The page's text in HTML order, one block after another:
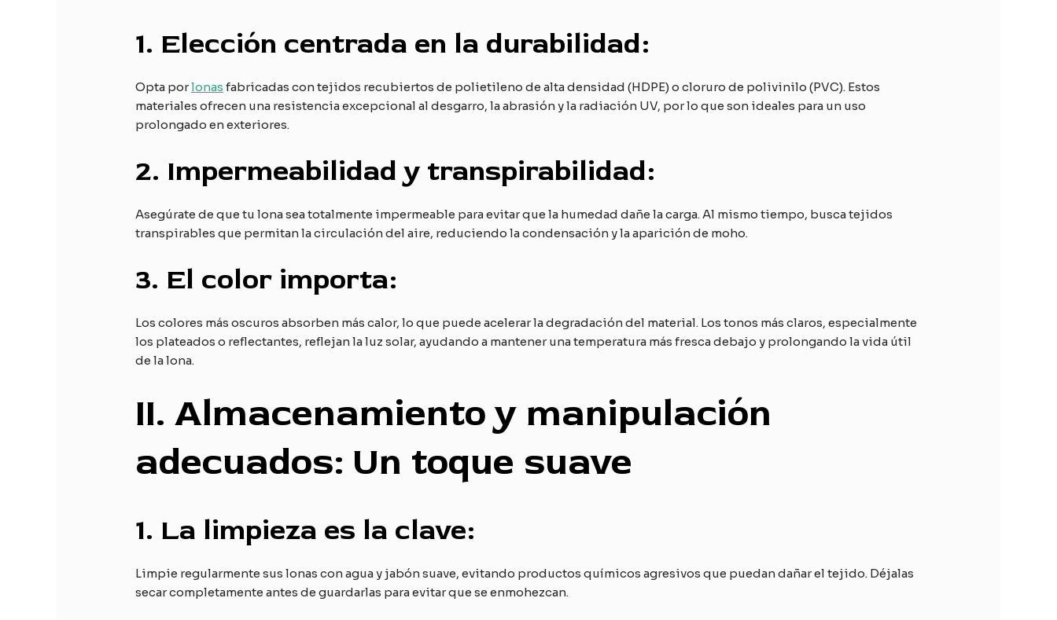
1. Elección centrada en la durabilidad:
Opta porlonas fabricadas con tejidos recubiertos de polietileno de alta densidad (HDPE) o cloruro de polivinilo (PVC). Estos
materiales ofrecen una resistencia excepcional al desgarro, la abrasión y la radiación UV, por lo que son ideales para un uso
prolongado en exteriores.
2. Impermeabilidad y transpirabilidad:
Asegúrate de que tu lona sea totalmente impermeable para evitar que la humedad dañe la carga. Al mismo tiempo, busca tejidos
transpirables que permitan la circulación del aire, reduciendo la condensación y la aparición de moho.
3. El color importa:
Los colores más oscuros absorben más calor, lo que puede acelerar la degradación del material. Los tonos más claros, especialmente
los plateados o reflectantes, reflejan la luz solar, ayudando a mantener una temperatura más fresca debajo y prolongando la vida útil
de la lona.
II. Almacenamiento y manipulación
adecuados: Un toque suave
1. La limpieza es la clave:
Limpie regularmente sus lonas con agua y jabón suave, evitando productos químicos agresivos que puedan dañar el tejido. Déjalas
secar completamente antes de guardarlas para evitar que se enmohezcan.